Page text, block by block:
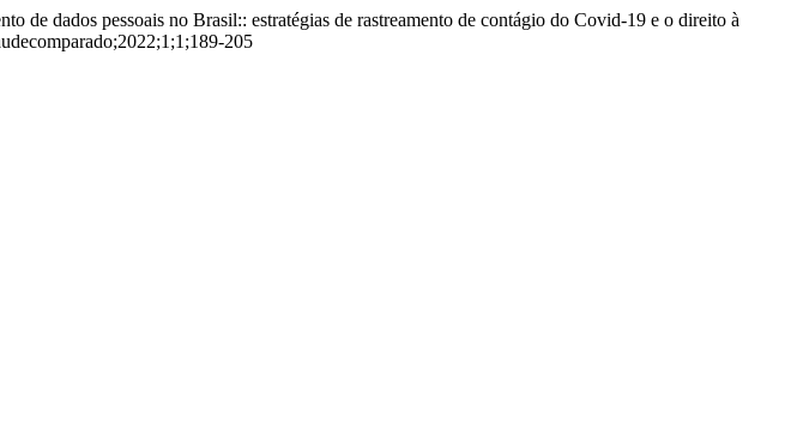
dados pessoais no Brasil:: estratégias de rastreamento de contágio do Covid-19 e o direito à
205